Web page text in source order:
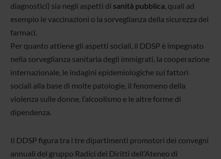
diagnostici) sia negli aspetti di sanità pubblica, quali ad
esempio le vaccinazioni o la sorveglianza della sicurezza dei
farmaci.
Per quanto attiene gli aspetti sociali, il DDSP è impegnato
nella sorveglianza sanitaria degli immigrati, la cooperazione
internazionale, le indagini epidemiologiche sui fattori
sociali alla base di molte patologie, il fenomeno della
violenza sulle donne, l’alcoolismo e le altre forme di
dipendenza.
Il DDSP figura tra i tre dipartimenti promotori dei convegni
annuali del gruppo Radici dei Diritti dell’Ateneo di